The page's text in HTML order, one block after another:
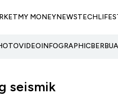
MY MONEYNEWSTECH
VIDEOINFOGRAPHIC
seismik